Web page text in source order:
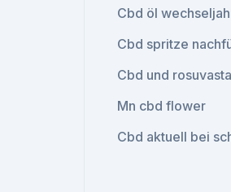
Cbd öl
Cbd spritze
Cbd und
Mn cbd flower
Cbd aktuell bei